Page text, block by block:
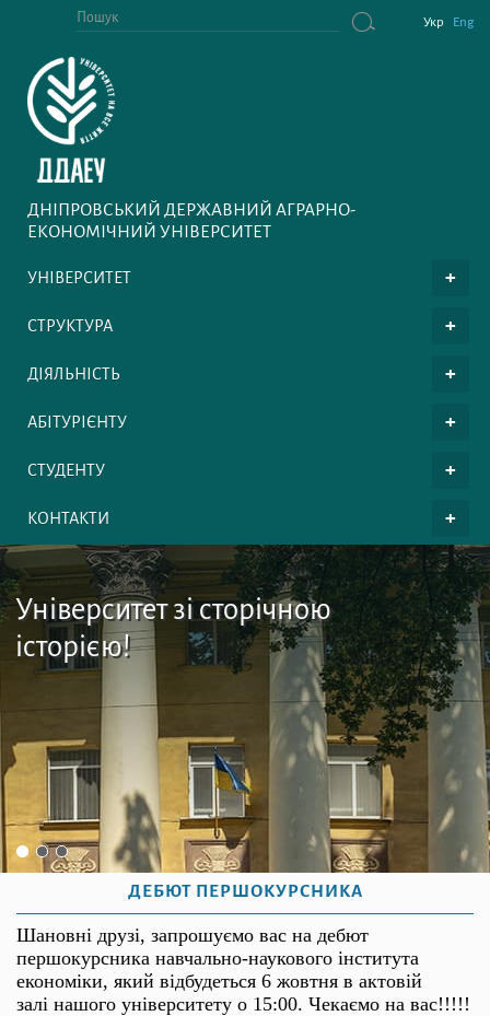
Укр Eng
ДНІПРОВСЬКИЙ ДЕРЖАВНИЙ АГРАРНО-
ЕКОНОМІЧНИЙ УНІВЕРСИТЕТ
УНІВЕРСИТЕТ
СТРУКТУРА
ДІЯЛЬНІСТЬ
АБІТУРІЄНТУ
СТУДЕНТУ
КОНТАКТИ
Університет зі сторічною
історією!
ДЕБЮТ ПЕРШОКУРСНИКА
Шановні друзі, запрошуємо вас на дебют
першокурсника навчально-наукового інститута
економіки, який відбудеться 6 жовтня в актовій
залі нашого університету о 15:00. Чекаємо на вас!!!!!